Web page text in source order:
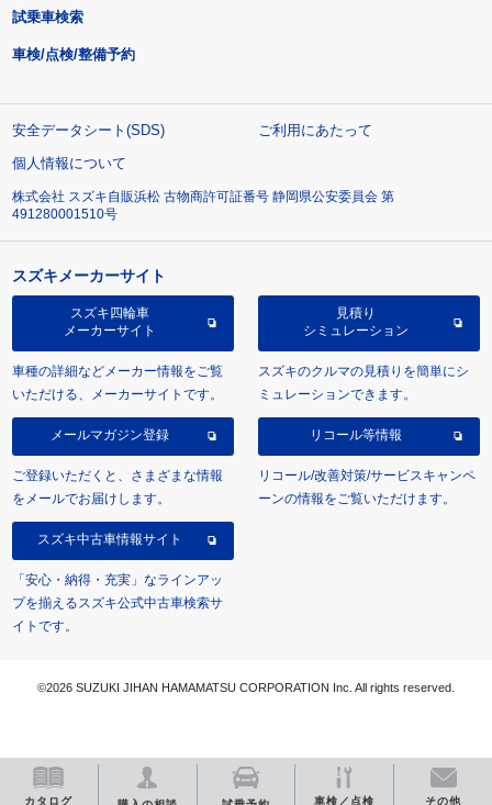
カタログ 車検／点検 その他
試乗車検索
車検/点検/整備予約
安全データシート(SDS)
ご利用にあたって
個人情報について
株式会社 スズキ自販浜松 古物商許可証番号 静岡県公安委員会 第
491280001510号
スズキメーカーサイト
スズキ四輪車
メーカーサイト
車種の詳細などメーカー情報をご覧
いただける、メーカーサイトです。
見積り
シミュレーション
スズキのクルマの見積りを簡単にシ
ミュレーションできます。
メールマガジン登録
ご登録いただくと、さまざまな情報
をメールでお届けします。
リコール等情報
リコール/改善対策/サービスキャンペ
ーンの情報をご覧いただけます。
スズキ中古車情報サイト
「安心・納得・充実」なラインアッ
プを揃えるスズキ公式中古車検索サ
イトです。
©2026 SUZUKI JIHAN HAMAMATSU CORPORATION Inc. All rights reserved.